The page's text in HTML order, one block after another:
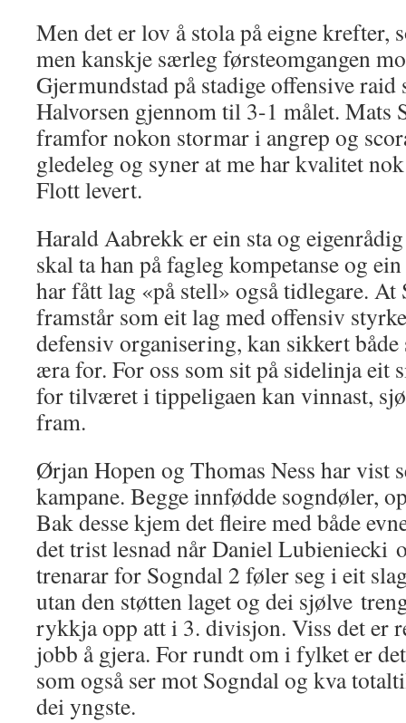
Men det er lov å stola på eigne krefter,
men kanskje særleg førsteomgangen
Gjermundstad på stadige offensive raid
Halvorsen gjennom til 3-1 målet. Mats
framfor nokon stormar i angrep og
gledeleg og syner at me har kvalitet
Flott levert.
Harald Aabrekk er ein sta og
skal ta han på fagleg kompetanse og
har fått lag «på stell» også tidlegare.
framstår som eit lag med offensiv
defensiv organisering, kan sikkert både
æra for. For oss som sit på sidelinja eit
for tilværet i tippeligaen kan vinnast,
fram.
Ørjan Hopen og Thomas Ness har vist
kampane. Begge innfødde sogndøler,
Bak desse kjem det fleire med både
det trist lesnad når Daniel Lubieniecki
trenarar for Sogndal 2 føler seg i eit
utan den støtten laget og dei sjølve
rykkja opp att i 3. divisjon. Viss det er
jobb å gjera. For rundt om i fylket er
som også ser mot Sogndal og kva
dei yngste.